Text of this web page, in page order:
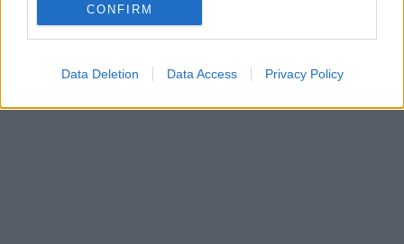
CONFIRM
Data Deletion Data Access Privacy Policy